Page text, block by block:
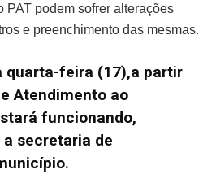
PAT podem sofrer alterações
e preenchimento das mesmas.
quarta-feira (17),a partir
Atendimento ao
funcionando,
secretaria de